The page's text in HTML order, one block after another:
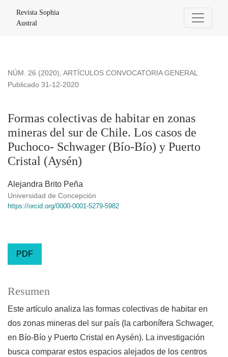
Revista Sophia
Austral
NÚM. 26 (2020), ARTÍCULOS CONVOCATORIA GENERAL
Formas colectivas de habitar en zonas
mineras del sur de Chile. Los casos de
Puchoco- Schwager (Bío-Bío) y Puerto
Cristal (Aysén)
Publicado 31-12-2020
Alejandra Brito Peña
Universidad de Concepción
https://orcid.org/0000-0001-5279-5982
PDF
Resumen
Este artículo analiza las formas colectivas de habitar en
dos zonas mineras del sur país (la carbonífera Schwager,
en Bío-Bío y Puerto Cristal en Aysén). La investigación
busca comparar estos espacios alejados de los centros